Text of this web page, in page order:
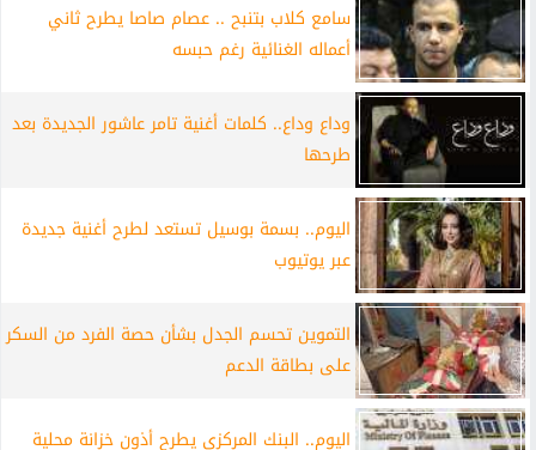
سامع كلاب بتنبح .. عصام صاصا يطرح ثاني
أعماله الغنائية رغم حبسه
وداع وداع.. كلمات أغنية تامر عاشور الجديدة بعد
طرحها
اليوم.. بسمة بوسيل تستعد لطرح أغنية جديدة
عبر يوتيوب
التموين تحسم الجدل بشأن حصة الفرد من السكر
على بطاقة الدعم
اليوم.. البنك المركزي يطرح أذون خزانة محلية